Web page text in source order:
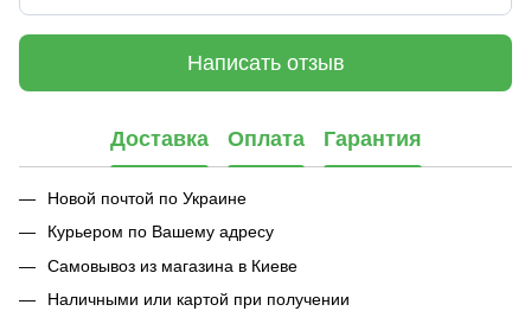
Написать отзыв
Доставка Оплата Гарантия
Новой почтой по Украине
Курьером по Вашему адресу
Самовывоз из магазина в Киеве
Наличными или картой при получении